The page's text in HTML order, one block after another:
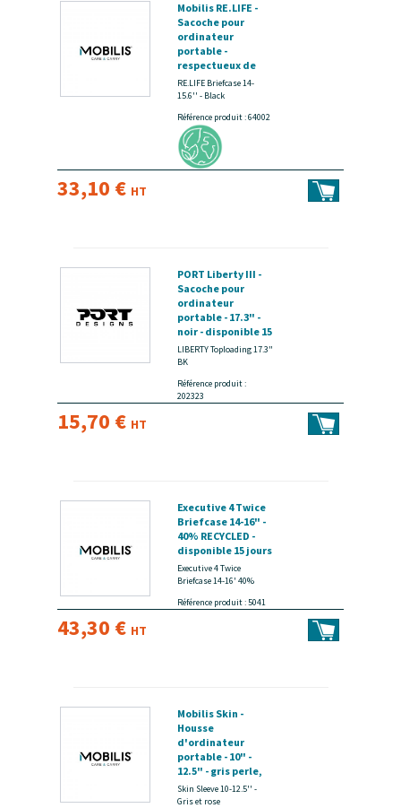
Mobilis RE.LIFE -
Sacoche pour
ordinateur
portable -
respectueux de
l'environnement -
14" - 15.6" - noir -
RE.LIFE Briefcase 14-
15.6'' - Black
Référence produit : 64002
33,10 € HT
PORT Liberty III -
Sacoche pour
ordinateur
portable - 17.3" -
noir - disponible 15
jours
LIBERTY Toploading 17.3"
BK
Référence produit :
202323
15,70 € HT
Executive 4 Twice
Briefcase 14-16" -
40% RECYCLED -
disponible 15 jours
Executive 4 Twice
Briefcase 14-16' 40%
Référence produit : 5041
43,30 € HT
Mobilis Skin -
Housse
d'ordinateur
portable - 10" -
12.5" - gris perle,
rose poudré -
disponible 15 jours
Skin Sleeve 10-12.5'' -
Gris et rose